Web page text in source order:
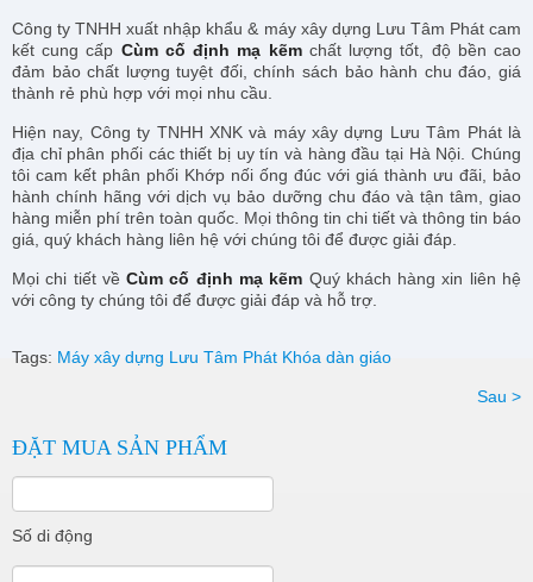
Công ty TNHH xuất nhập khẩu & máy xây dựng Lưu Tâm Phát cam
kết cung cấp Cùm cố định mạ kẽmchất lượng tốt, độ bền cao
đảm bảo chất lượng tuyệt đối, chính sách bảo hành chu đáo, giá
thành rẻ phù hợp với mọi nhu cầu.
Hiện nay, Công ty TNHH XNK và máy xây dựng Lưu Tâm Phát là
địa chỉ phân phối các thiết bị uy tín và hàng đầu tại Hà Nội. Chúng
tôi cam kết phân phối Khớp nối ống đúc với giá thành ưu đãi, bảo
hành chính hãng với dịch vụ bảo dưỡng chu đáo và tận tâm, giao
hàng miễn phí trên toàn quốc. Mọi thông tin chi tiết và thông tin báo
giá, quý khách hàng liên hệ với chúng tôi để được giải đáp.
Mọi chi tiết vềCùm cố định mạ kẽm Quý khách hàng xin liên hệ
với công ty chúng tôi để được giải đáp và hỗ trợ.
Tags: Máy xây dựng Lưu Tâm Phát Khóa dàn giáo
Sau >
ĐẶT MUA SẢN PHẨM
Số di động